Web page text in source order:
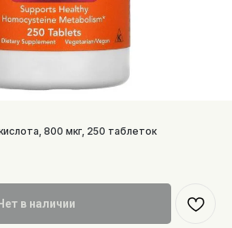
800 мкг, 250 таблеток
в наличии